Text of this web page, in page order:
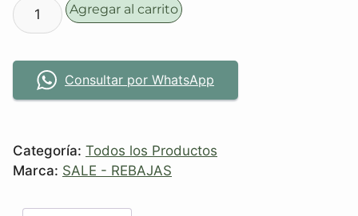
Agregar al carrito
Consultar por WhatsApp
Categoría: Todos los Productos
Marca: SALE - REBAJAS